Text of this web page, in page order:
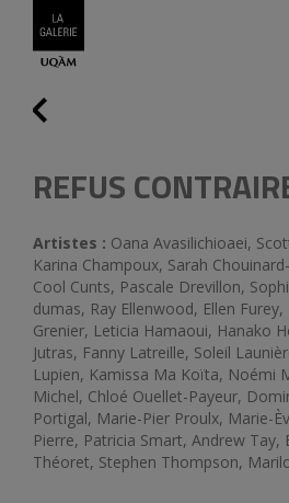
REFUS
Artistes : Oana Avasilichioaei,
Karina Champoux, Sarah
Cool Cunts, Pascale Drevillon,
dumas, Ray Ellenwood, Ellen
Grenier, Leticia Hamaoui, Hanako
Jutras, Fanny Latreille, Soleil
Lupien, Kamissa Ma Koïta, Noémi
Michel, Chloé Ouellet-Payeur,
Portigal, Marie-Pier Proulx, Marie-
Pierre, Patricia Smart, Andrew Tay,
Théoret, Stephen Thompson,